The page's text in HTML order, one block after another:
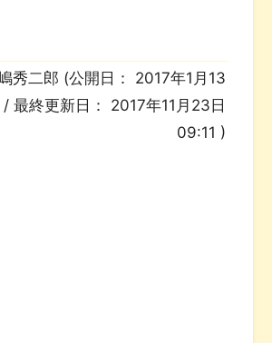
秀二郎 (公開日： 2017年1月13
/ 最終更新日： 2017年11月23日
09:11 )